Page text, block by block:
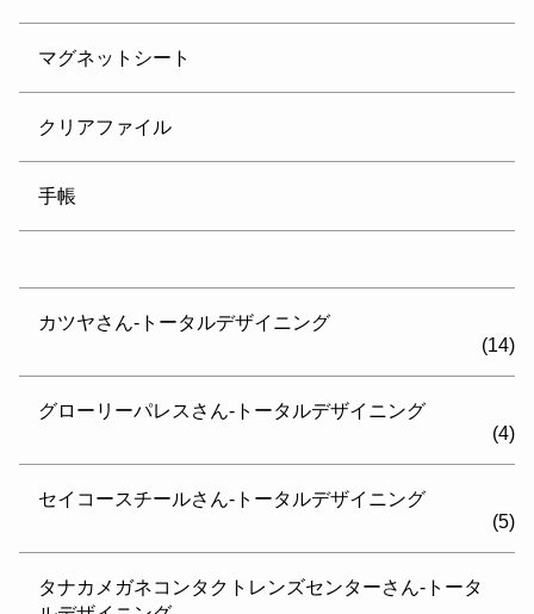
マグネットシート
クリアファイル
手帳
カツヤさん-トータルデザイニング
(14)
グローリーパレスさん-トータルデザイニング
(4)
セイコースチールさん-トータルデザイニング
(5)
タナカメガネコンタクトレンズセンターさん-トータ